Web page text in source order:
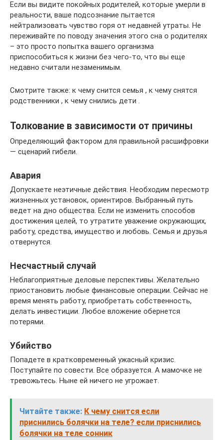
Если вы видите покойных родителей, которые умерли в
реальности, ваше подсознание пытается
нейтрализовать чувство горя от недавней утраты. Не
переживайте по поводу значения этого сна о родителях
– это просто попытка вашего организма
приспособиться к жизни без чего-то, что вы еще
недавно считали незаменимым.
Смотрите также: к чему снится семья , к чему снятся
родственники , к чему снились дети .
Толкование в зависимости от причины
Определяющий фактором для правильной расшифровки
— сценарий гибели.
Авария
Допускаете неэтичные действия. Необходим пересмотр
жизненных установок, ориентиров. Выбранный путь
ведет на дно общества. Если не изменить способов
достижения целей, то утратите уважение окружающих,
работу, средства, имущество и любовь. Семья и друзья
отвернутся.
Несчастный случай
Неблагоприятные деловые перспективы. Желательно
приостановить любые финансовые операции. Сейчас не
время менять работу, приобретать собственность,
делать инвестиции. Любое вложение обернется
потерями.
Убийство
Попадете в кратковременный ужасный кризис.
Поступайте по совести. Все образуется. А мамочке не
тревожьтесь. Ныне ей ничего не угрожает.
Читайте также: К чему снится если
приснились болячки на теле? если приснились
болячки на теле сонник